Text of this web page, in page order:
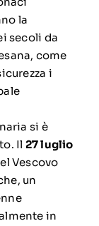
la
secoli da
come
i
si è
Il 27 luglio
Vescovo
un
in